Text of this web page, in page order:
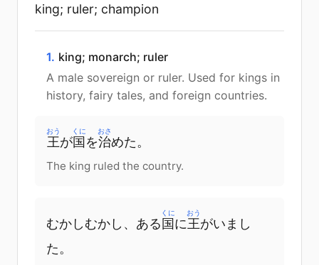
king; ruler; champion
1. king; monarch; ruler
A male sovereign or ruler. Used for kings in
history, fairy tales, and foreign countries.
王
おう
が国
くに
を治
おさ
めた。
The king ruled the country.
むかしむかし、ある 国
くに
に王
おう
がいまし
た。